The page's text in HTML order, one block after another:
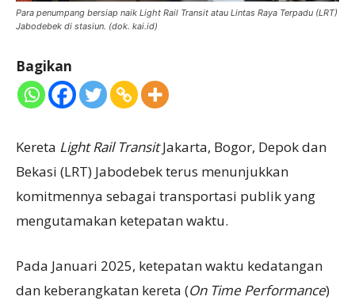
Para penumpang bersiap naik Light Rail Transit atau Lintas Raya Terpadu (LRT)
Jabodebek di stasiun. (dok. kai.id)
Bagikan
Kereta Light Rail TransitJakarta, Bogor, Depok dan
Bekasi (LRT) Jabodebek terus menunjukkan
komitmennya sebagai transportasi publik yang
mengutamakan ketepatan waktu.
Pada Januari 2025, ketepatan waktu kedatangan
dan keberangkatan kereta (On Time Performance)